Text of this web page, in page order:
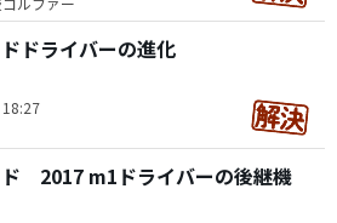
ドライバーの進化
2017 m1ドライバーの後継機